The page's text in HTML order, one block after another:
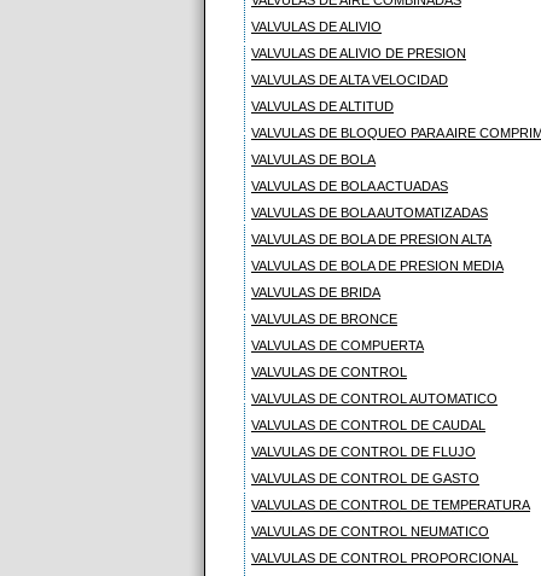
VALVULAS DE ALIVIO
VALVULAS DE ALIVIO DE PRESION
VALVULAS DE ALTA VELOCIDAD
VALVULAS DE ALTITUD
VALVULAS DE BLOQUEO PARA AIRE
VALVULAS DE BOLA
VALVULAS DE BOLA ACTUADAS
VALVULAS DE BOLA AUTOMATIZADAS
VALVULAS DE BOLA DE PRESION ALTA
VALVULAS DE BOLA DE PRESION MEDIA
VALVULAS DE BRIDA
VALVULAS DE BRONCE
VALVULAS DE COMPUERTA
VALVULAS DE CONTROL
VALVULAS DE CONTROL AUTOMATICO
VALVULAS DE CONTROL DE CAUDAL
VALVULAS DE CONTROL DE FLUJO
VALVULAS DE CONTROL DE GASTO
VALVULAS DE CONTROL DE TEMPERATURA
VALVULAS DE CONTROL NEUMATICO
VALVULAS DE CONTROL PROPORCIONAL